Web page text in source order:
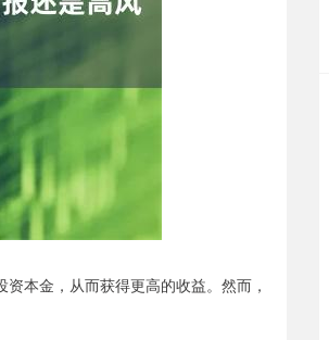
本金，从而获得更高的收益。然而，